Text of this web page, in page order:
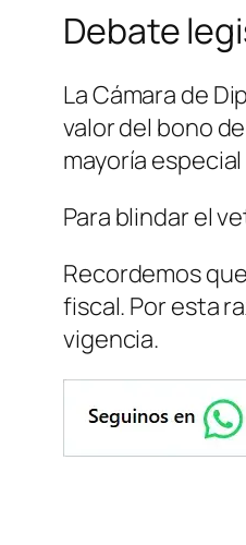
Debate
La Cámara de
valor del bono
mayoría
Para blindar el
Recordemos
fiscal. Por esta
vigencia.